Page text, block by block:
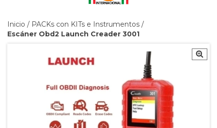
Inicio / PACKs con KITs e Instrumentos /
Escáner Obd2 Launch Creader 3001